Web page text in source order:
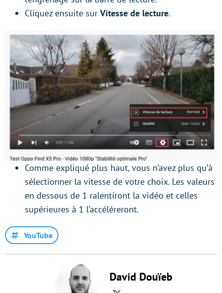
Cliquez ensuite sur Vitesse de lecture.
Comme expliqué plus haut, vous n’avez plus qu’à
sélectionner la vitesse de votre choix. Les valeurs
en dessous de 1 ralentiront la vidéo et celles
supérieures à 1 l’accéléreront.
YouTube
David Douïeb